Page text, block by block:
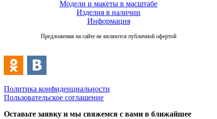
Модели и макеты в масштабе
Изделия в наличии
Информация
Предложения на сайте не являются публичной офертой
Политика конфиденциальности
Пользовательское соглашение
Оставьте заявку и мы свяжемся с вами в ближайшее